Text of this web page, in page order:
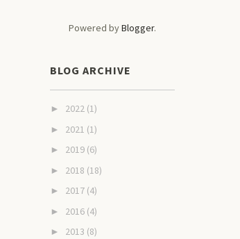
Powered byBlogger.
BLOG ARCHIVE
► 2022 (1)
► 2021 (1)
► 2019 (6)
► 2018 (18)
► 2017 (4)
► 2016 (4)
► 2013 (8)